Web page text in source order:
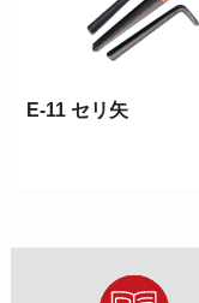
E-11 セリ矢